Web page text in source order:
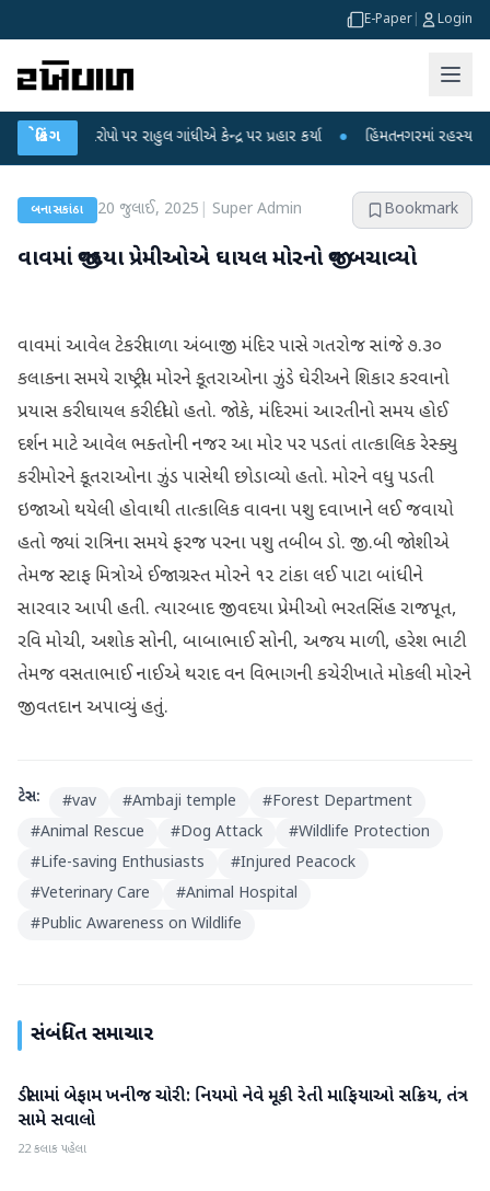
E-Paper Login
બ્રેકિંગ
આરોપો પર રાહુલ ગાંધીએ કેન્દ્ર પર પ્રહાર કર્યા ● હિંમતનગરમાં રહસ્યમય વાયરસ
બનાસકાંઠા 20 જુલાઈ, 2025 Super Admin Bookmark
વાવમાં જીવદયા પ્રેમીઓએ ઘાયલ મોરનો જીવ બચાવ્યો
વાવમાં આવેલ ટેકરીવાળા અંબાજી મંદિર પાસે ગતરોજ સાંજે ૭.૩૦
કલાકના સમયે રાષ્ટ્રીય મોરને કૂતરાઓના ઝુંડે ઘેરી અને શિકાર કરવાનો
પ્રયાસ કરી ઘાયલ કરી દીધો હતો. જોકે, મંદિરમાં આરતીનો સમય હોઈ
દર્શન માટે આવેલ ભક્તોની નજર આ મોર પર પડતાં તાત્કાલિક રેસ્ક્યુ
કરી મોરને કૂતરાઓના ઝુંડ પાસેથી છોડાવ્યો હતો. મોરને વધુ પડતી
ઇજાઓ થયેલી હોવાથી તાત્કાલિક વાવના પશુ દવાખાને લઈ જવાયો
હતો જ્યાં રાત્રિના સમયે ફરજ પરના પશુ તબીબ ડો. જી.બી જોશીએ
તેમજ સ્ટાફ મિત્રોએ ઈજાગ્રસ્ત મોરને ૧૨ ટાંકા લઈ પાટા બાંધીને
સારવાર આપી હતી. ત્યારબાદ જીવદયા પ્રેમીઓ ભરતસિંહ રાજપૂત,
રવિ મોચી, અશોક સોની, બાબાભાઈ સોની, અજય માળી, હરેશ ભાટી
તેમજ વસતાભાઈ નાઈએ થરાદ વન વિભાગની કચેરી ખાતે મોકલી મોરને
જીવતદાન અપાવ્યું હતું.
ટેગ્સ: #vav #Ambaji temple #Forest Department
#Animal Rescue #Dog Attack #Wildlife Protection
#Life-saving Enthusiasts #Injured Peacock
#Veterinary Care #Animal Hospital
#Public Awareness on Wildlife
સંબંધિત સમાચાર
બનાસકાંઠા
ડીસામાં બેફામ ખનીજ ચોરી: નિયમો નેવે મૂકી રેતી માફિયાઓ સક્રિય, તંત્ર
સામે સવાલો
22 કલાક પહેલા